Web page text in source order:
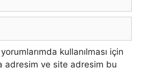
kullanılması için
adresim ve site adresim bu